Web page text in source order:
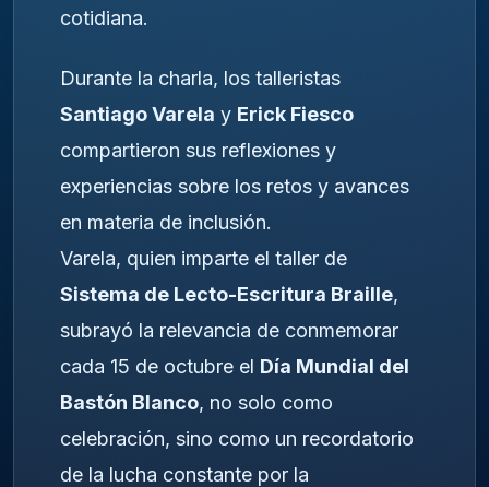
cotidiana.
Durante la charla, los talleristas
Santiago Varela y Erick Fiesco
compartieron sus reflexiones y
experiencias sobre los retos y avances
en materia de inclusión.
Varela, quien imparte el taller de
Sistema de Lecto-Escritura Braille,
subrayó la relevancia de conmemorar
cada 15 de octubre el Día Mundial del
Bastón Blanco, no solo como
celebración, sino como un recordatorio
de la lucha constante por la